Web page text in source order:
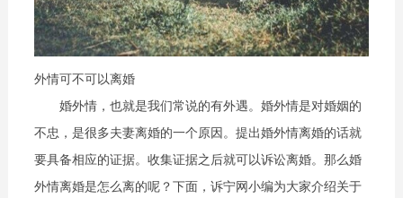
外情可不可以离婚
婚外情，也就是我们常说的有外遇。婚外情是对婚姻的
不忠，是很多夫妻离婚的一个原因。提出婚外情离婚的话就
要具备相应的证据。收集证据之后就可以诉讼离婚。那么婚
外情离婚是怎么离的呢？下面，诉宁网小编为大家介绍关于